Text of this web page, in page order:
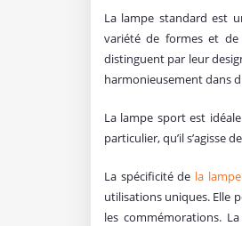
La lampe standard est
variété de formes et de
distinguent par leur
harmonieusement dans
La lampe sport est
particulier, qu’il s’agisse
La spécificité de la
utilisations uniques. Elle
les commémorations.